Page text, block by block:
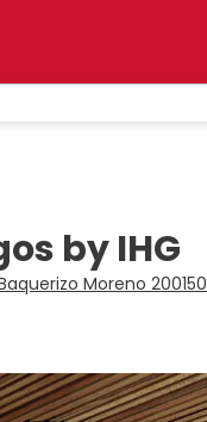
by IHG
Moreno 200150